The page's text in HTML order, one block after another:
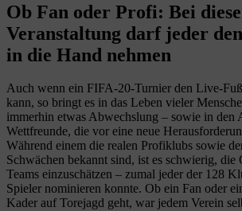
Ob Fan oder Profi: Bei
Veranstaltung darf jeder
in die Hand nehmen
Auch wenn ein FIFA-20-Turnier den Live-
kann, so bringt es in das Leben vieler
immerhin etwas Abwechslung – sowie in den
Wettfreunde, die vor eine neue
Während einem die realen Profiklubs sowie
Schwächen bekannt sind, ist es schwierig, die
Teams einzuschätzen – zumal jeder der 128
Spieler nominieren konnte. Ob ein Fan oder
Kader auf Torejagd geht, war jedem Verein